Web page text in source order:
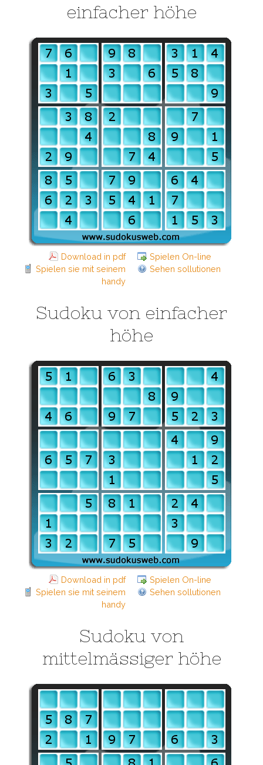
einfacher höhe
Download in pdf
Spielen On-line
Spielen sie mit seinem
handy
Sehen sollutionen
Sudoku von einfacher
höhe
Download in pdf
Spielen On-line
Spielen sie mit seinem
handy
Sehen sollutionen
Sudoku von
mittelmässiger höhe